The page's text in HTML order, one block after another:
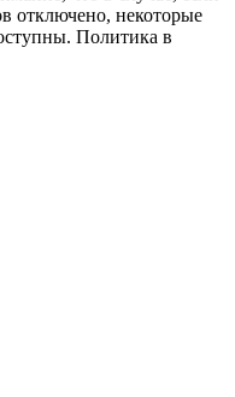
отключено, некоторые
Политика в